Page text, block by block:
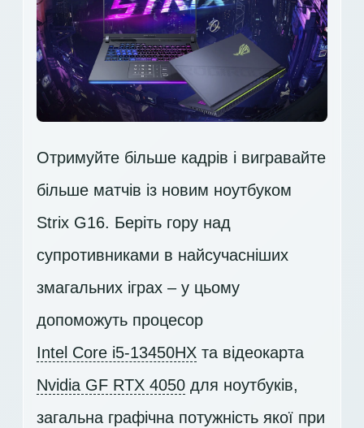
Отримуйте більше кадрів і вигравайте
більше матчів із новим ноутбуком
Strix G16. Беріть гору над
супротивниками в найсучасніших
змагальних іграх – у цьому
допоможуть процесор
Intel Core i5-13450HX та відеокарта
Nvidia GF RTX 4050 для ноутбуків,
загальна графічна потужність якої при